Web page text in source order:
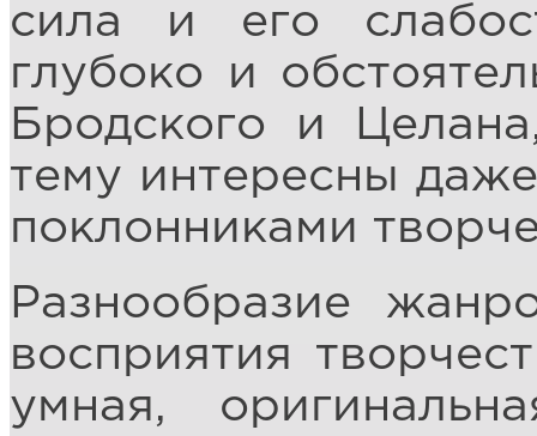
сила и его
глубоко и
Бродского и
тему интересны
поклонниками
Разнообразие
восприятия
умная,